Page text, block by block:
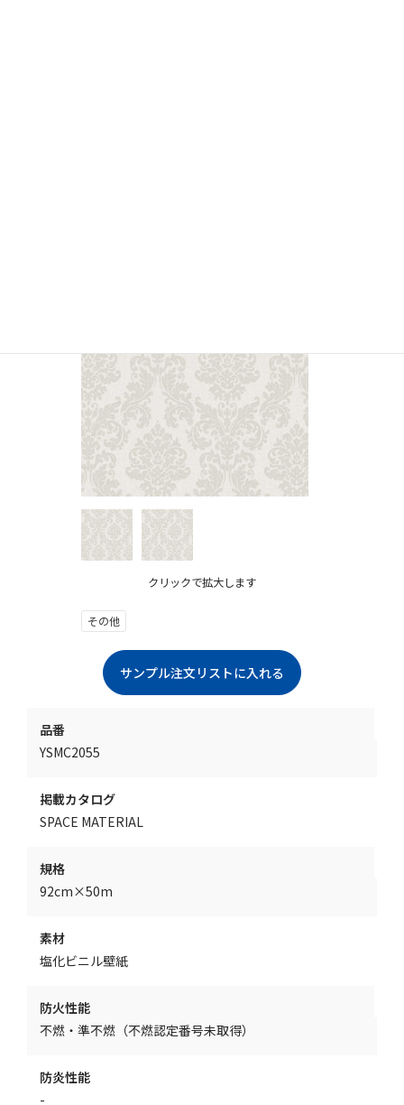
クリックで拡大します
その他
品番
YSMC2055
掲載カタログ
SPACE MATERIAL
規格
92cm×50m
素材
塩化ビニル壁紙
防火性能
不燃・準不燃（不燃認定番号未取得）
防炎性能
-